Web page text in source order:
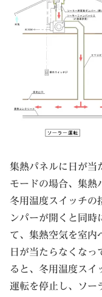
集熱パネルに日が当
モードの場合、集熱
冬用温度スイッチ
ンパーが開くと同時
て、集熱空気を室内
日が当たらなくな
ると、冬用温度スイ
運転を停止し、ソー